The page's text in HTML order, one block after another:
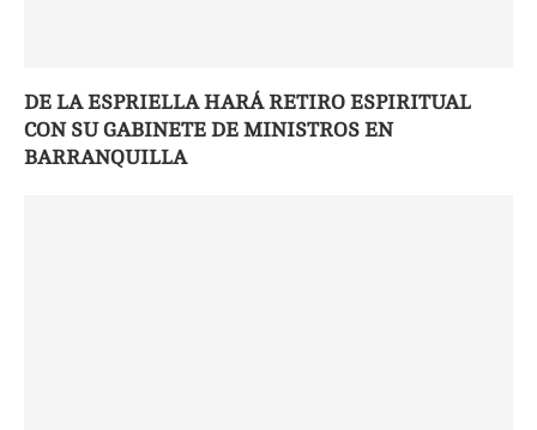
DE LA ESPRIELLA HARÁ RETIRO ESPIRITUAL
CON SU GABINETE DE MINISTROS EN
BARRANQUILLA